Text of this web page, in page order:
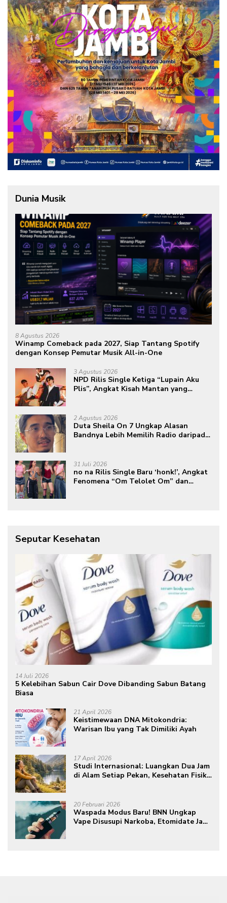
Dunia Musik
8 Agustus 2026
Winamp Comeback pada 2027, Siap Tantang Spotify
dengan Konsep Pemutar Musik All-in-One
3 Agustus 2026
NPD Rilis Single Ketiga “Lupain Aku
Plis”, Angkat Kisah Mantan yang
2 Agustus 2026
Duta Sheila On 7 Ungkap Alasan
Bandnya Lebih Memilih Radio daripada
31 Juli 2026
no na Rilis Single Baru ‘honk!’, Angkat
Fenomena “Om Telolet Om” dan
Seputar Kesehatan
14 Juli 2026
5 Kelebihan Sabun Cair Dove Dibanding Sabun Batang
Biasa
21 April 2026
Keistimewaan DNA Mitokondria:
Warisan Ibu yang Tak Dimiliki Ayah
17 April 2026
Studi Internasional: Luangkan Dua Jam
di Alam Setiap Pekan, Kesehatan Fisik
20 Februari 2026
Waspada Modus Baru! BNN Ungkap
Vape Disusupi Narkoba, Etomidate Jadi